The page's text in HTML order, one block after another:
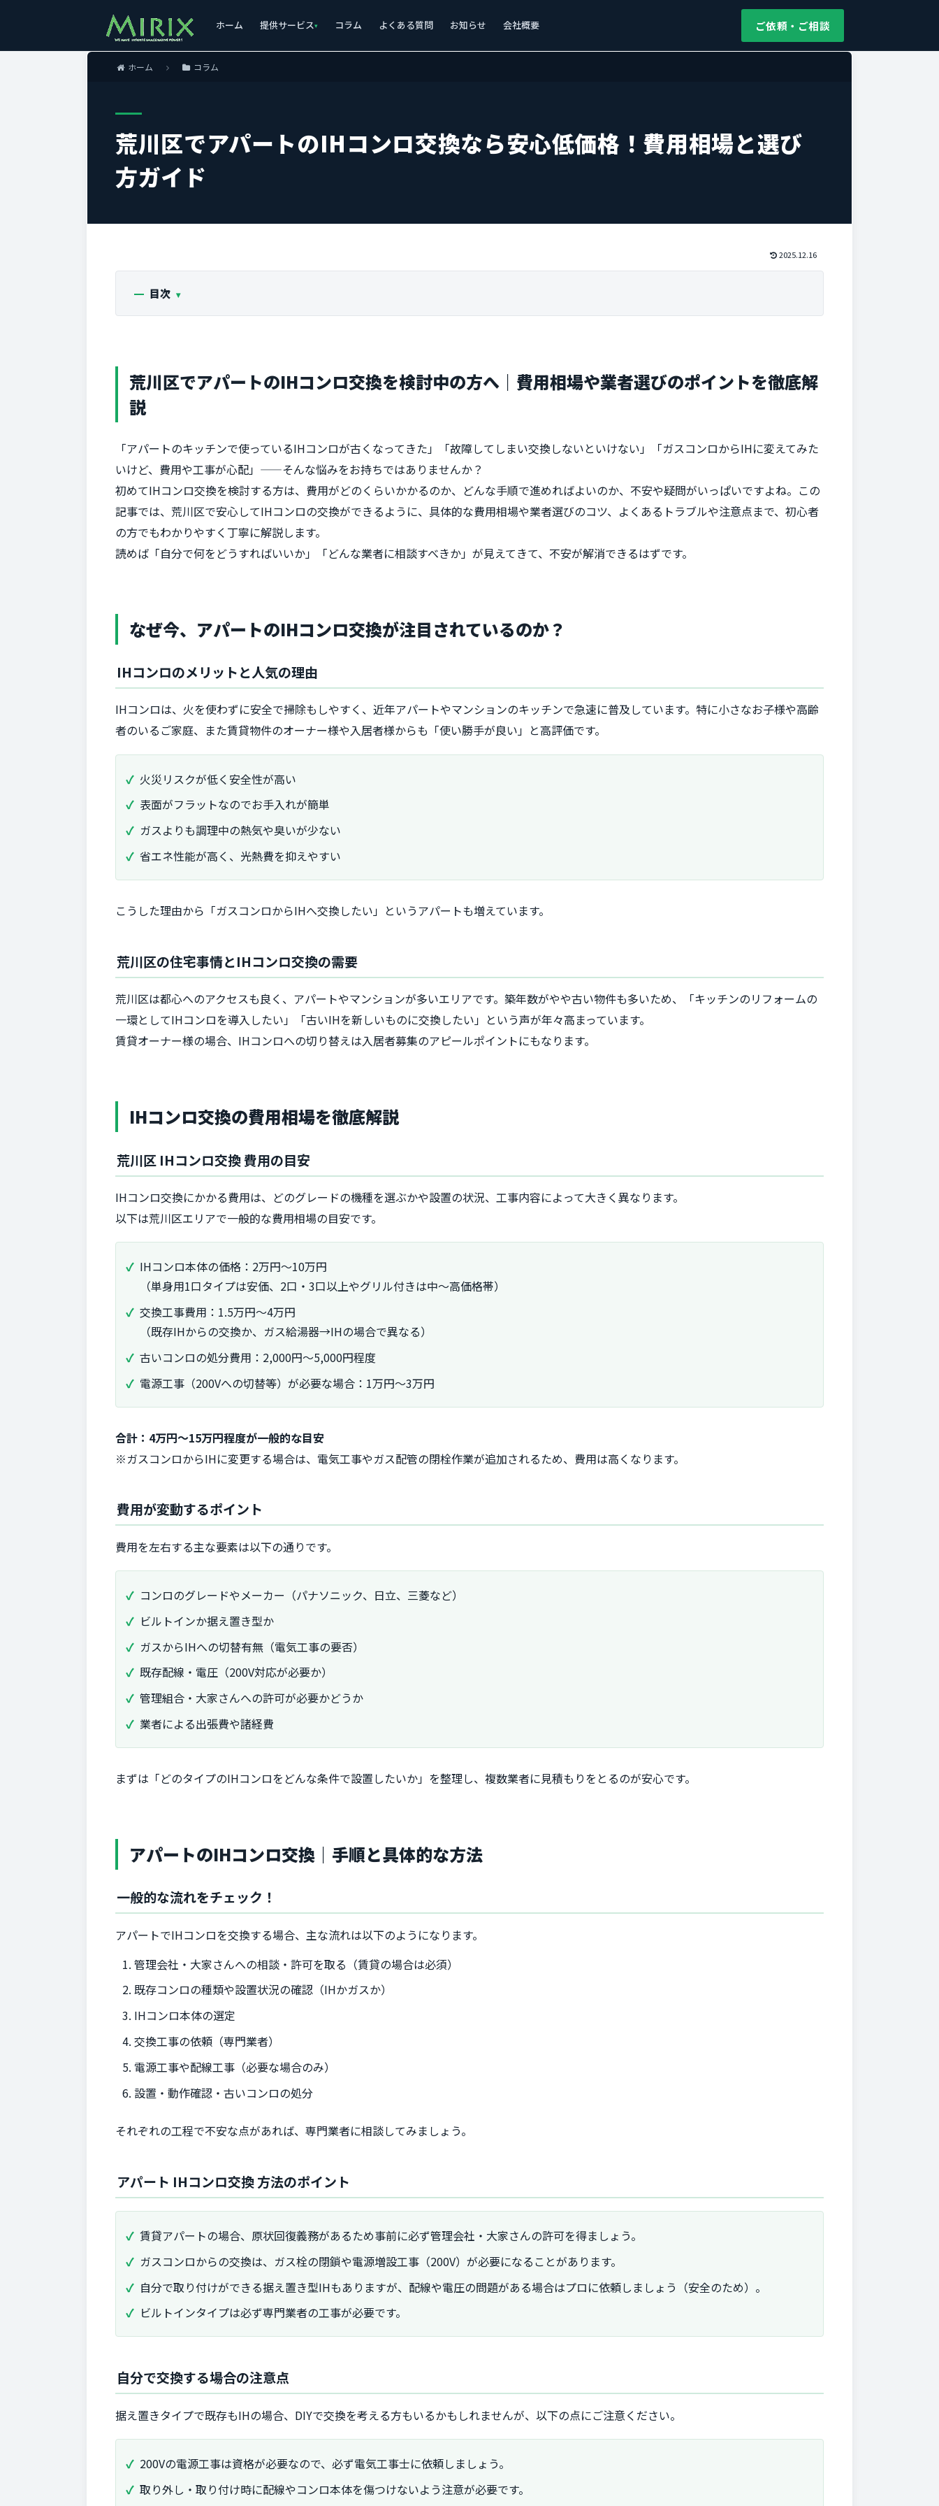
ご依頼・ご相談
ホーム 提供サービス コラム よくある質問 お知らせ 会社概要
ホーム コラム
荒川区でアパートのIHコンロ交換なら安心低価格！費用相場と選び
方ガイド
2025.12.16
目次
荒川区でアパートのIHコンロ交換を検討中の方へ｜費用相場や業者選びのポイントを徹底解
説
「アパートのキッチンで使っているIHコンロが古くなってきた」「故障してしまい交換しないといけない」「ガスコンロからIHに変えてみた
いけど、費用や工事が心配」——そんな悩みをお持ちではありませんか？
初めてIHコンロ交換を検討する方は、費用がどのくらいかかるのか、どんな手順で進めればよいのか、不安や疑問がいっぱいですよね。この
記事では、荒川区で安心してIHコンロの交換ができるように、具体的な費用相場や業者選びのコツ、よくあるトラブルや注意点まで、初心者
の方でもわかりやすく丁寧に解説します。
読めば「自分で何をどうすればいいか」「どんな業者に相談すべきか」が見えてきて、不安が解消できるはずです。
なぜ今、アパートのIHコンロ交換が注目されているのか？
IHコンロのメリットと人気の理由
IHコンロは、火を使わずに安全で掃除もしやすく、近年アパートやマンションのキッチンで急速に普及しています。特に小さなお子様や高齢
者のいるご家庭、また賃貸物件のオーナー様や入居者様からも「使い勝手が良い」と高評価です。
火災リスクが低く安全性が高い
表面がフラットなのでお手入れが簡単
ガスよりも調理中の熱気や臭いが少ない
省エネ性能が高く、光熱費を抑えやすい
こうした理由から「ガスコンロからIHへ交換したい」というアパートも増えています。
荒川区の住宅事情とIHコンロ交換の需要
荒川区は都心へのアクセスも良く、アパートやマンションが多いエリアです。築年数がやや古い物件も多いため、「キッチンのリフォームの
一環としてIHコンロを導入したい」「古いIHを新しいものに交換したい」という声が年々高まっています。
賃貸オーナー様の場合、IHコンロへの切り替えは入居者募集のアピールポイントにもなります。
IHコンロ交換の費用相場を徹底解説
荒川区 IHコンロ交換 費用の目安
IHコンロ交換にかかる費用は、どのグレードの機種を選ぶかや設置の状況、工事内容によって大きく異なります。
以下は荒川区エリアで一般的な費用相場の目安です。
IHコンロ本体の価格：2万円〜10万円
（単身用1口タイプは安価、2口・3口以上やグリル付きは中〜高価格帯）
交換工事費用：1.5万円〜4万円
（既存IHからの交換か、ガス給湯器→IHの場合で異なる）
古いコンロの処分費用：2,000円〜5,000円程度
電源工事（200Vへの切替等）が必要な場合：1万円〜3万円
合計：4万円〜15万円程度が一般的な目安
※ガスコンロからIHに変更する場合は、電気工事やガス配管の閉栓作業が追加されるため、費用は高くなります。
費用が変動するポイント
費用を左右する主な要素は以下の通りです。
コンロのグレードやメーカー（パナソニック、日立、三菱など）
ビルトインか据え置き型か
ガスからIHへの切替有無（電気工事の要否）
既存配線・電圧（200V対応が必要か）
管理組合・大家さんへの許可が必要かどうか
業者による出張費や諸経費
まずは「どのタイプのIHコンロをどんな条件で設置したいか」を整理し、複数業者に見積もりをとるのが安心です。
アパートのIHコンロ交換｜手順と具体的な方法
一般的な流れをチェック！
アパートでIHコンロを交換する場合、主な流れは以下のようになります。
管理会社・大家さんへの相談・許可を取る（賃貸の場合は必須）
既存コンロの種類や設置状況の確認（IHかガスか）
IHコンロ本体の選定
交換工事の依頼（専門業者）
電源工事や配線工事（必要な場合のみ）
設置・動作確認・古いコンロの処分
それぞれの工程で不安な点があれば、専門業者に相談してみましょう。
アパート IHコンロ交換 方法のポイント
賃貸アパートの場合、原状回復義務があるため事前に必ず管理会社・大家さんの許可を得ましょう。
ガスコンロからの交換は、ガス栓の閉鎖や電源増設工事（200V）が必要になることがあります。
自分で取り付けができる据え置き型IHもありますが、配線や電圧の問題がある場合はプロに依頼しましょう（安全のため）。
ビルトインタイプは必ず専門業者の工事が必要です。
自分で交換する場合の注意点
据え置きタイプで既存もIHの場合、DIYで交換を考える方もいるかもしれませんが、以下の点にご注意ください。
200Vの電源工事は資格が必要なので、必ず電気工事士に依頼しましょう。
取り外し・取り付け時に配線やコンロ本体を傷つけないよう注意が必要です。